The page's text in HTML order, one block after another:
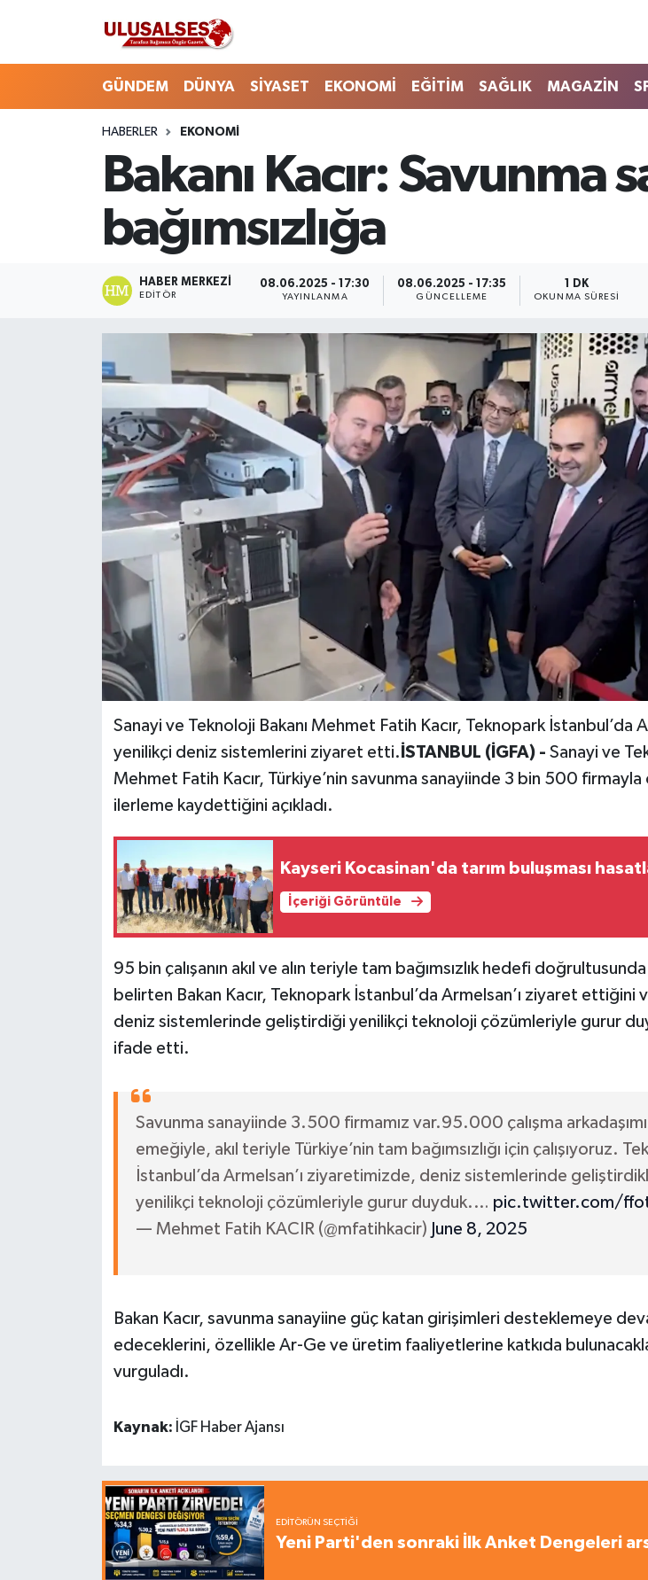
GÜNDEM DÜNYA SİYASET EKONOMİ EĞİTİM SAĞLIK MAGAZİN
HABERLER EKONOMİ
Bakanı Kacır: Savunma
bağımsızlığa
HABER MERKEZI
EDITÖR
08.06.2025 - 17:30
YAYINLANMA
08.06.2025 - 17:35
GÜNCELLEME
1 DK
OKUNMA SÜRESI
Sanayi ve Teknoloji Bakanı Mehmet Fatih Kacır, Teknopark İstanbul’da
yenilikçi deniz sistemlerini ziyaret etti. İSTANBUL (İGFA) - Sanayi ve
Mehmet Fatih Kacır, Türkiye’nin savunma sanayiinde 3 bin 500
ilerleme kaydettiğini açıkladı.
Kayseri Kocasinan'da tarım buluşması
İçeriği Görüntüle
95 bin çalışanın akıl ve alın teriyle tam bağımsızlık hedefi doğrultusunda
belirten Bakan Kacır, Teknopark İstanbul’da Armelsan’ı ziyaret ettiğini
deniz sistemlerinde geliştirdiği yenilikçi teknoloji çözümleriyle gurur
ifade etti.
Savunma sanayiinde 3.500 firmamız var.95.000 çalışma
emeğiyle, akıl teriyle Türkiye’nin tam bağımsızlığı için çalışıyoruz.
İstanbul’da Armelsan’ı ziyaretimizde, deniz sistemlerinde
yenilikçi teknoloji çözümleriyle gurur duyduk.… pic.twitter.com/
— Mehmet Fatih KACIR (@mfatihkacir) June 8, 2025
Bakan Kacır, savunma sanayiine güç katan girişimleri desteklemeye
edeceklerini, özellikle Ar-Ge ve üretim faaliyetlerine katkıda
vurguladı.
Kaynak: İGF Haber Ajansı
EDITÖRÜN SEÇTIĞI
Yeni Parti'den sonraki İlk Anket Dengeleri
GÜNDEM
DÜNYA
SİYASET
SAĞLIK
MAGAZİN
Hava Durumu
Trafik Durumu
Süper Lig Puan Durumu ve Fikstür
Son Dakika Haberleri
Haber Arşivi